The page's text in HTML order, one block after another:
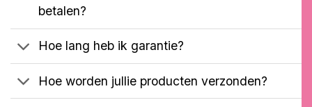
betalen?
Hoe lang heb ik garantie?
Hoe worden jullie producten verzonden?